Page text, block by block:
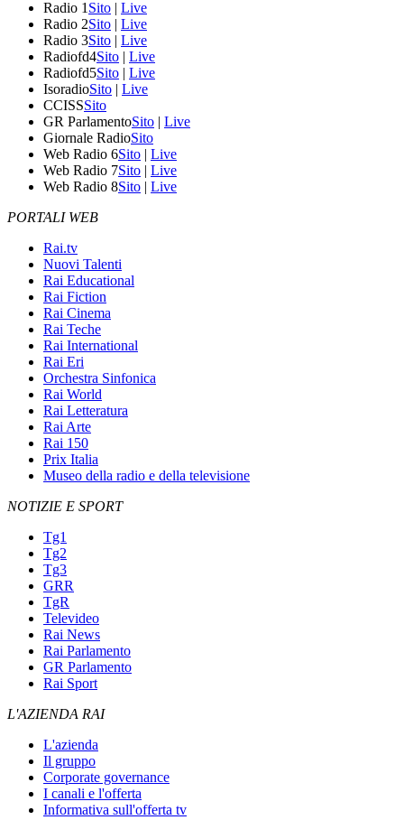
Radio 1 Sito | Live
Radio 2Sito | Live
Radio 3Sito | Live
Radiofd4Sito | Live
Radiofd5Sito | Live
IsoradioSito | Live
CCISSSito
GR ParlamentoSito | Live
Giornale RadioSito
Web Radio 6Sito | Live
Web Radio 7Sito | Live
Web Radio 8Sito | Live
PORTALI WEB
Rai.tv
Nuovi Talenti
Rai Educational
Rai Fiction
Rai Cinema
Rai Teche
Rai International
Rai Eri
Orchestra Sinfonica
Rai World
Rai Letteratura
Rai Arte
Rai 150
Prix Italia
Museo della radio e della televisione
NOTIZIE E SPORT
Tg1
Tg2
Tg3
GRR
TgR
Televideo
Rai News
Rai Parlamento
GR Parlamento
Rai Sport
L'AZIENDA RAI
L'azienda
Il gruppo
Corporate governance
I canali e l'offerta
Informativa sull'offerta tv